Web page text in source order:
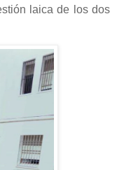
laica de los dos